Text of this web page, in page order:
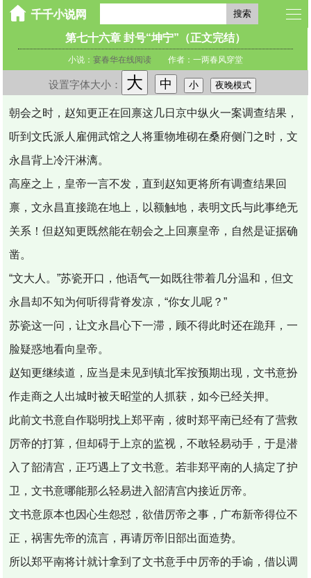
搜索
第七十六章 封号“坤宁”（正文完结）
小说： 宴春华在线阅读 作者：一两春风穿堂
设置字体大小： 大 中 小 夜晚模式
朝会之时，赵知更正在回禀这几日京中纵火一案调查结果，
听到文氏派人雇佣武馆之人将重物堆砌在桑府侧门之时，文
永昌背上冷汗淋漓。
高座之上，皇帝一言不发，直到赵知更将所有调查结果回
禀，文永昌直接跪在地上，以额触地，表明文氏与此事绝无
关系！但赵知更既然能在朝会之上回禀皇帝，自然是证据确
凿。
“文大人。”苏瓷开口，他语气一如既往带着几分温和，但文
永昌却不知为何听得背脊发凉，“你女儿呢？”
苏瓷这一问，让文永昌心下一滞，顾不得此时还在跪拜，一
脸疑惑地看向皇帝。
赵知更继续道，应当是未见到镇北军按预期出现，文书意扮
作走商之人出城时被天昭堂的人抓获，如今已经关押。
此前文书意自作聪明找上郑平南，彼时郑平南已经有了营救
厉帝的打算，但却碍于上京的监视，不敢轻易动手，于是潜
入了韶清宫，正巧遇上了文书意。若非郑平南的人搞定了护
卫，文书意哪能那么轻易进入韶清宫内接近厉帝。
文书意原本也因心生怨怼，欲借厉帝之事，广布新帝得位不
正，祸害先帝的流言，再请厉帝旧部出面造势。
所以郑平南将计就计拿到了文书意手中厉帝的手谕，借以调